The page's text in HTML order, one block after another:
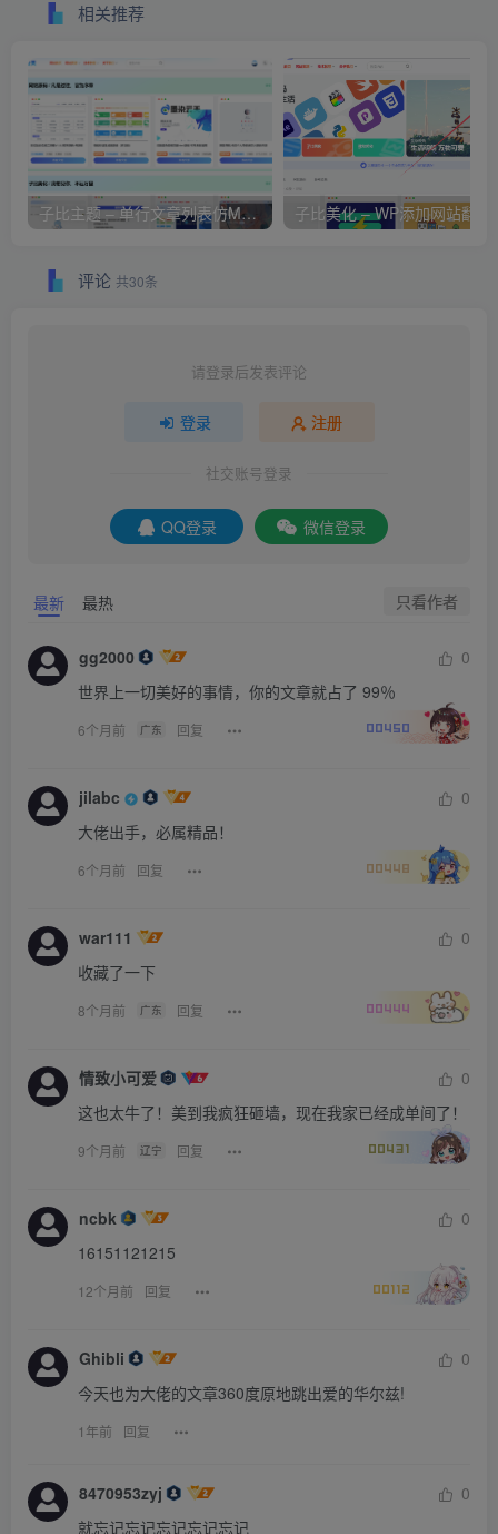
相关推荐
子比主题 – 单行文章列表仿MACGF美化版
评论 共30条
请登录后发表评论
登录 注册
社交账号登录
QQ登录 微信登录
最新 最热 只看作者
gg2000
0
世界上一切美好的事情，你的文章就占了 99％
6个月前 广东 回复 00450
jilabc
0
大佬出手，必属精品！
6个月前 回复 00448
war111
0
收藏了一下
8个月前 广东 回复 00444
情致小可爱
0
这也太牛了！美到我疯狂砸墙，现在我家已经成单间了！
9个月前 辽宁 回复 00431
ncbk
0
16151121215
12个月前 回复 00112
Ghibli
0
今天也为大佬的文章360度原地跳出爱的华尔兹!
1年前 回复
8470953zyj
0
就忘记忘记忘记忘记忘记